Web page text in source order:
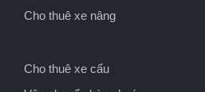
Cho thuê xe nâng
Cho thuê xe cẩu